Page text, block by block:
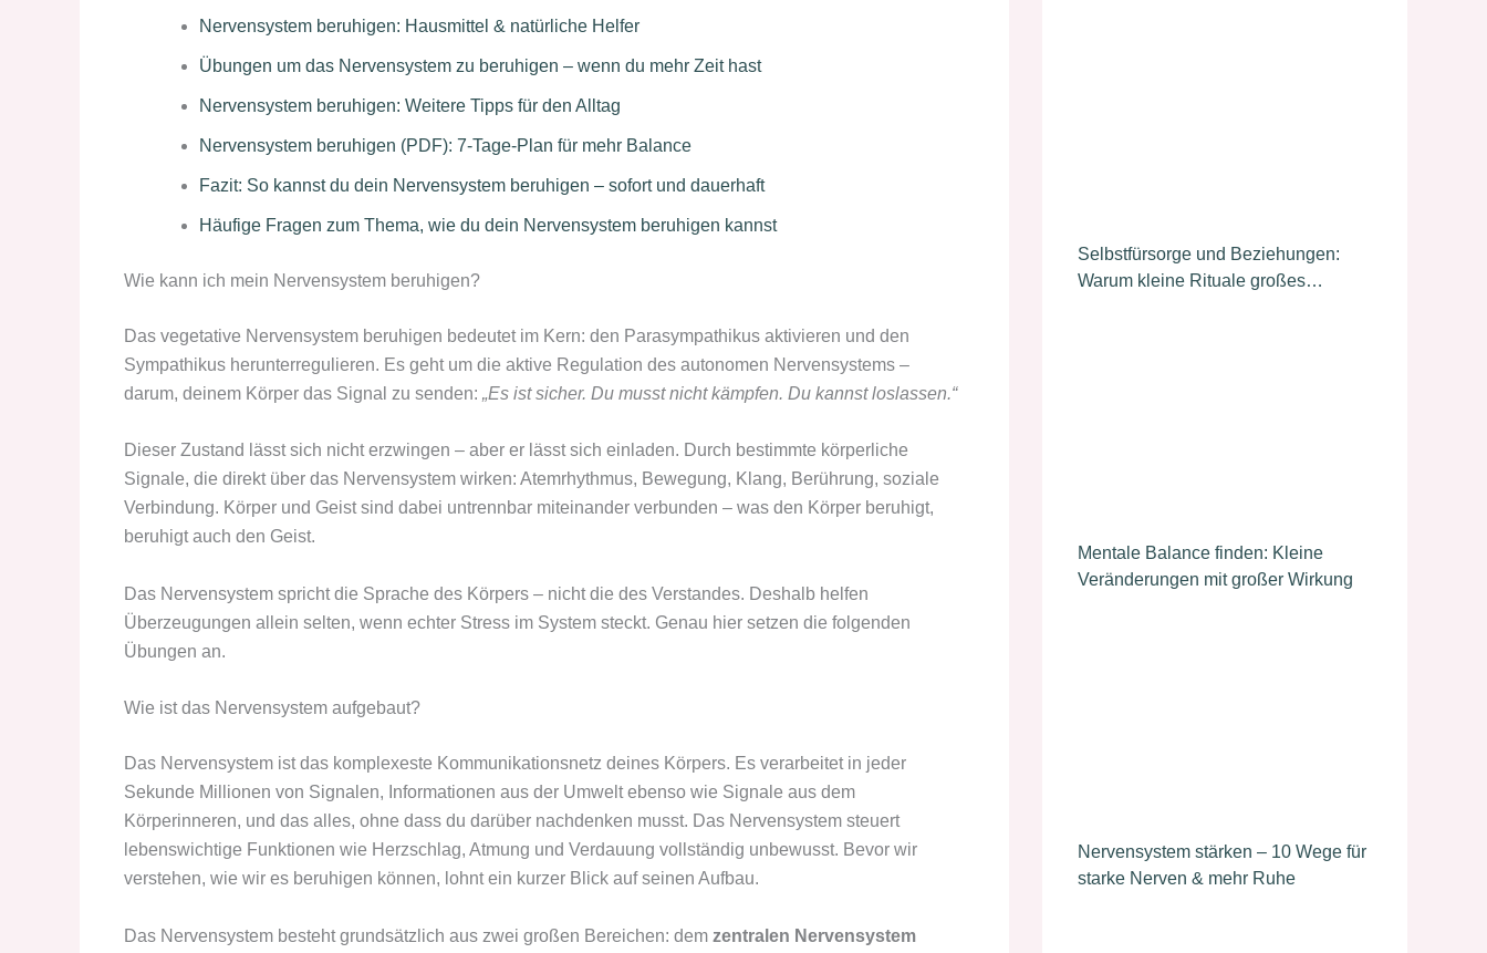
Nervensystem beruhigen: Hausmittel & natürliche Helfer
Übungen um das Nervensystem zu beruhigen – wenn du mehr Zeit hast
Nervensystem beruhigen: Weitere Tipps für den Alltag
Nervensystem beruhigen (PDF): 7-Tage-Plan für mehr Balance
Fazit: So kannst du dein Nervensystem beruhigen – sofort und dauerhaft
Häufige Fragen zum Thema, wie du dein Nervensystem beruhigen kannst
Wie kann ich mein Nervensystem beruhigen?
Das vegetative Nervensystem beruhigen bedeutet im Kern: den Parasympathikus aktivieren und den
Sympathikus herunterregulieren. Es geht um die aktive Regulation des autonomen Nervensystems –
darum, deinem Körper das Signal zu senden: „Es ist sicher. Du musst nicht kämpfen. Du kannst loslassen.“
Dieser Zustand lässt sich nicht erzwingen – aber er lässt sich einladen. Durch bestimmte körperliche
Signale, die direkt über das Nervensystem wirken: Atemrhythmus, Bewegung, Klang, Berührung, soziale
Verbindung. Körper und Geist sind dabei untrennbar miteinander verbunden – was den Körper beruhigt,
beruhigt auch den Geist.
Das Nervensystem spricht die Sprache des Körpers – nicht die des Verstandes. Deshalb helfen
Überzeugungen allein selten, wenn echter Stress im System steckt. Genau hier setzen die folgenden
Übungen an.
Wie ist das Nervensystem aufgebaut?
Das Nervensystem ist das komplexeste Kommunikationsnetz deines Körpers. Es verarbeitet in jeder
Sekunde Millionen von Signalen, Informationen aus der Umwelt ebenso wie Signale aus dem
Körperinneren, und das alles, ohne dass du darüber nachdenken musst. Das Nervensystem steuert
lebenswichtige Funktionen wie Herzschlag, Atmung und Verdauung vollständig unbewusst. Bevor wir
verstehen, wie wir es beruhigen können, lohnt ein kurzer Blick auf seinen Aufbau.
Das Nervensystem besteht grundsätzlich aus zwei großen Bereichen: dem zentralen Nervensystem
Selbstfürsorge und Beziehungen:
Warum kleine Rituale großes
Mentale Balance finden: Kleine
Veränderungen mit großer Wirkung
Nervensystem stärken – 10 Wege für
starke Nerven & mehr Ruhe